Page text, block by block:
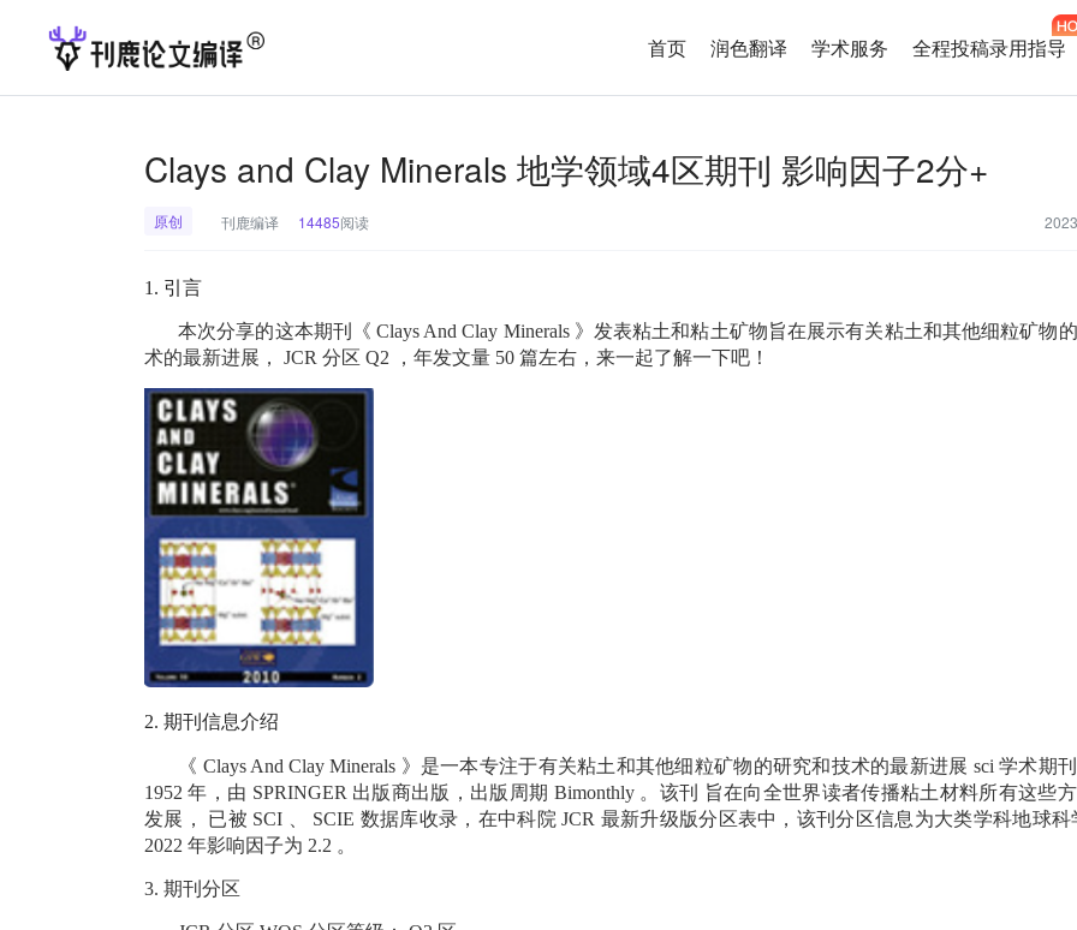
首页 润色翻译 学术服务 全程投稿录用指导
Clays and Clay Minerals 地学领域4区期刊 影响因子2分+
原创 刊鹿编译 14485阅读
1. 引言
本次分享的这本期刊《 Clays And Clay Minerals 》发表粘土和粘土矿物旨在展示有关粘土和其他细粒矿物
术的最新进展，
JCR 分区 Q2 ，年发文量 50 篇左右，来一起了解一下吧！
2. 期刊信息介绍
《 Clays And Clay Minerals 》是一本专注于有关粘土和其他细粒矿物的研究和技术的最新进展 sci 学术期
1952 年，由 SPRINGER 出版商出版，出版周期 Bimonthly 。该刊
旨在向全世界读者传播粘土材料所有这些
发展，
已被 SCI 、 SCIE 数据库收录，在中科院 JCR 最新升级版分区表中，该刊分区信息为大类学科地球科
2022 年影响因子为 2.2 。
3. 期刊分区